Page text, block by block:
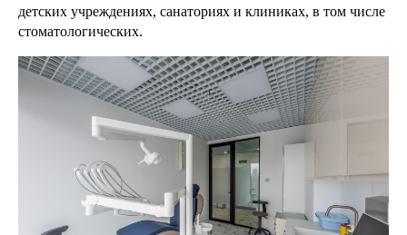
детских учреждениях, санаториях и клиниках, в том числе
стоматологических.